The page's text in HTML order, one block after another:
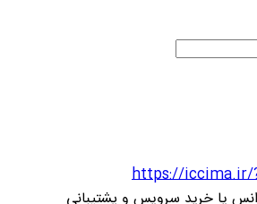
https://iccima.ir/
یا خرید سرویس و پشتیبانی